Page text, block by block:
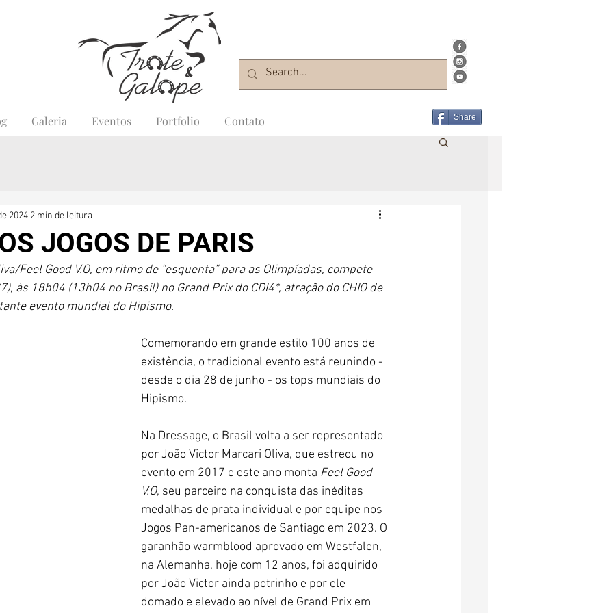
Galeria Eventos Portfolio Contato Share
JOGOS DE PARIS
2024 2 min de leitura
Feel Good V.O, em ritmo de “esquenta” para as Olimpíadas, compete
às 18h04 (13h04 no Brasil) no Grand Prix do CDI4*, atração do CHIO de
evento mundial do Hipismo.
Comemorando em grande estilo 100 anos de
existência, o tradicional evento está reunindo -
desde o dia 28 de junho - os tops mundiais do
Hipismo.
Na Dressage, o Brasil volta a ser representado
por João Victor Marcari Oliva, que estreou no
evento em 2017 e este ano monta Feel Good
V.O, seu parceiro na conquista das inéditas
medalhas de prata individual e por equipe nos
Jogos Pan-americanos de Santiago em 2023. O
garanhão warmblood aprovado em Westfalen,
na Alemanha, hoje com 12 anos, foi adquirido
por João Victor ainda potrinho e por ele
domado e elevado ao nível de Grand Prix em